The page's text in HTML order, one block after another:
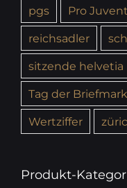
pgs
Pro
reichsadler
sitzende helvetia
Tag der
Wertziffer
Produkt-